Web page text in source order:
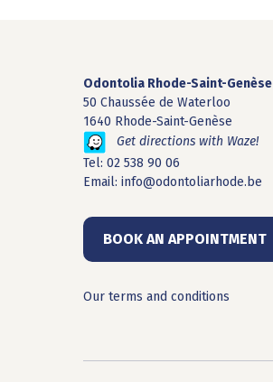
Odontolia Rhode-Saint-Genèse
50 Chaussée de Waterloo
1640 Rhode-Saint-Genèse
Get directions with Waze!
Tel: 02 538 90 06
Email: info@odontoliarhode.be
BOOK AN APPOINTMENT
Our terms and conditions